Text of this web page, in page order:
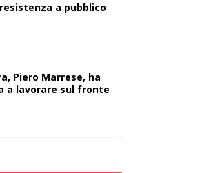
a pubblico
Piero Marrese, ha
a lavorare sul fronte